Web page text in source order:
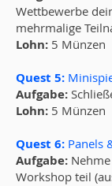
Wettbewerbe
mehrmalige
Lohn: 5 Münzen
Quest 5:
Aufgabe:
Lohn: 5 Münzen
Quest 6: Panels
Aufgabe:
Workshop teil